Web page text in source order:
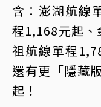
含：澎湖航線
程1,168元起
祖航線單程
還有更「隱藏
起！